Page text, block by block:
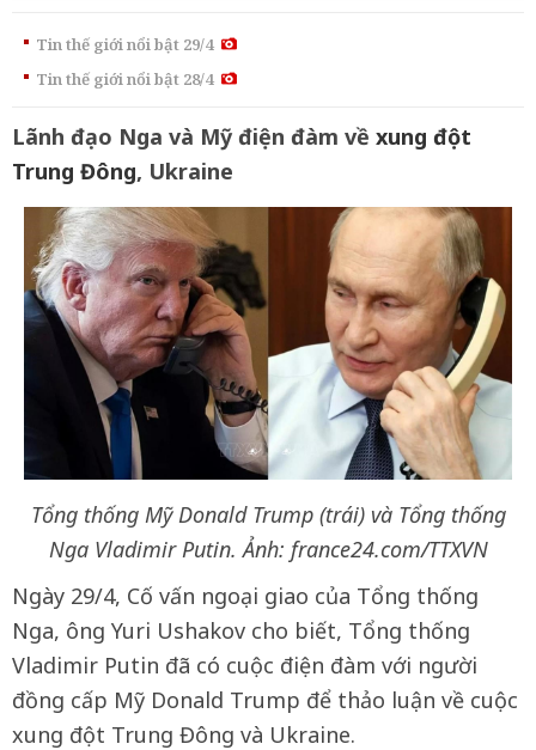
Tin thế giới nổi bật 29/4
Tin thế giới nổi bật 28/4
Lãnh đạo Nga và Mỹ điện đàm về xung đột
Trung Đông, Ukraine
Tổng thống Mỹ Donald Trump (trái) và Tổng thống
Nga Vladimir Putin. Ảnh: france24.com/TTXVN
Ngày 29/4, Cố vấn ngoại giao của Tổng thống
Nga, ông Yuri Ushakov cho biết, Tổng thống
Vladimir Putin đã có cuộc điện đàm với người
đồng cấp Mỹ Donald Trump để thảo luận về cuộc
xung đột Trung Đông và Ukraine.